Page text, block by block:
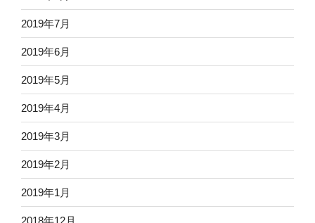
2019年7月
2019年6月
2019年5月
2019年4月
2019年3月
2019年2月
2019年1月
2018年12月